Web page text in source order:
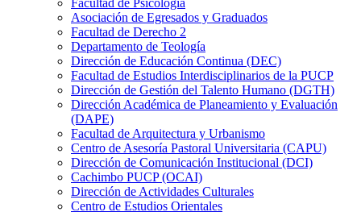
Facultad de Psicología
Asociación de Egresados y Graduados
Facultad de Derecho 2
Departamento de Teología
Dirección de Educación Continua (DEC)
Facultad de Estudios Interdisciplinarios de la PUCP
Dirección de Gestión del Talento Humano (DGTH)
Dirección Académica de Planeamiento y Evaluación
(DAPE)
Facultad de Arquitectura y Urbanismo
Centro de Asesoría Pastoral Universitaria (CAPU)
Dirección de Comunicación Institucional (DCI)
Cachimbo PUCP (OCAI)
Dirección de Actividades Culturales
Centro de Estudios Orientales